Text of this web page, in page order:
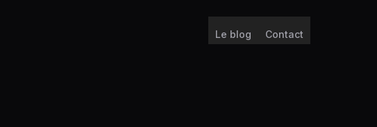
Le blog Contact